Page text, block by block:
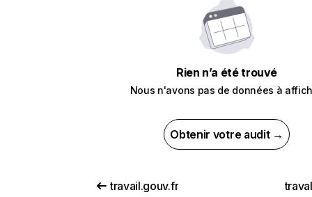
Rien n’a été trouvé
Nous n'avons pas de données à
Obtenir votre audit →
travail.gouv.fr